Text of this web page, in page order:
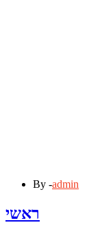
By -admin
ראשי